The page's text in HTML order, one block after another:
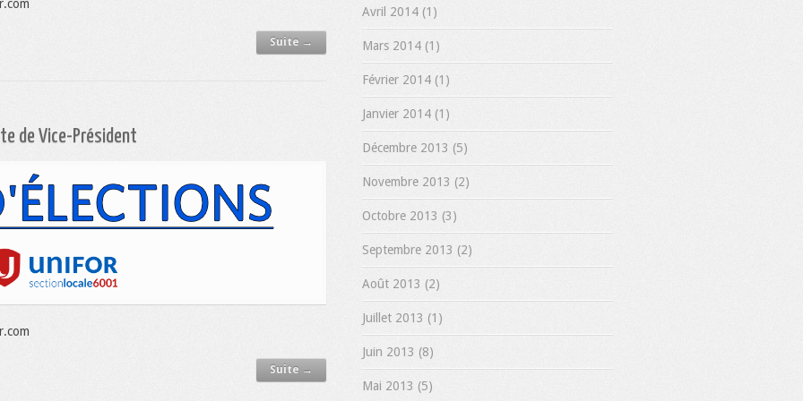
Suite →
de Vice-Président
Suite →
Avril 2014 (1)
Mars 2014 (1)
Février 2014 (1)
Janvier 2014 (1)
Décembre 2013 (5)
Novembre 2013 (2)
Octobre 2013 (3)
Septembre 2013 (2)
Août 2013 (2)
Juillet 2013 (1)
Juin 2013 (8)
Mai 2013 (5)